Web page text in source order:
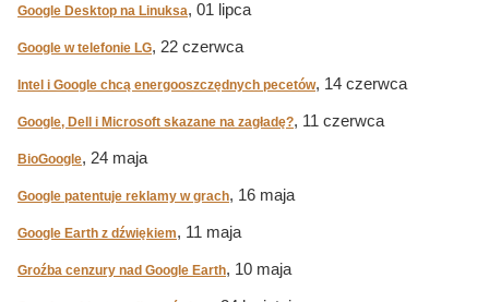
Google Desktop na Linuksa, 01 lipca
Google w telefonie LG, 22 czerwca
Intel i Google chcą energooszczędnych pecetów, 14 czerwca
Google, Dell i Microsoft skazane na zagładę?, 11 czerwca
BioGoogle, 24 maja
Google patentuje reklamy w grach, 16 maja
Google Earth z dźwiękiem, 11 maja
Groźba cenzury nad Google Earth, 10 maja